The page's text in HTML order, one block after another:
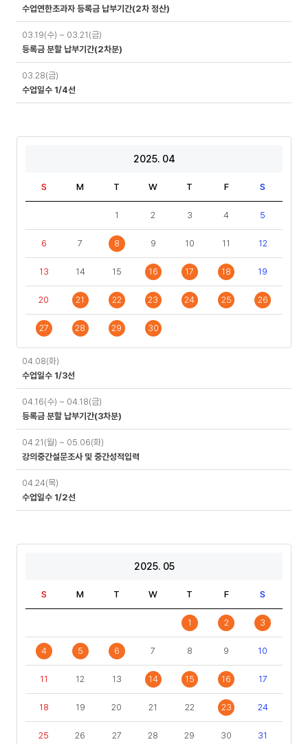
수업연한초과자 등록금 납부기간(2차 정산)
03.19(수) ~ 03.21(금)
등록금 분할 납부기간(2차분)
03.28(금)
수업일수 1/4선
2025. 04
S M T W T F S
1 2 3 4 5
6 7 8 9 10 11 12
13 14 15 16 17 18 19
20 21 22 23 24 25 26
27 28 29 30
04.08(화)
수업일수 1/3선
04.16(수) ~ 04.18(금)
등록금 분할 납부기간(3차분)
04.21(월) ~ 05.06(화)
강의중간설문조사 및 중간성적입력
04.24(목)
수업일수 1/2선
2025. 05
S M T W T F S
1 2 3
4 5 6 7 8 9 10
11 12 13 14 15 16 17
18 19 20 21 22 23 24
25 26 27 28 29 30 31